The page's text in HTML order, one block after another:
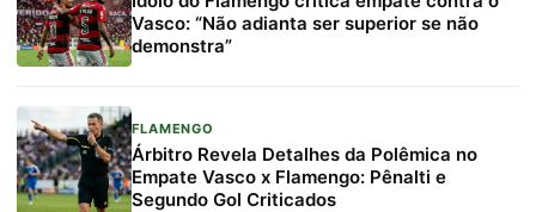
Vasco: “Não adianta ser superior se não
demonstra”
FLAMENGO
Árbitro Revela Detalhes da Polêmica no
Empate Vasco x Flamengo: Pênalti e
Segundo Gol Criticados